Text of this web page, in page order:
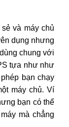
và máy chủ
dụng nhưng
chung với
tựa như như
bạn chạy
máy chủ. Ví
bạn có thể
mà chẳng